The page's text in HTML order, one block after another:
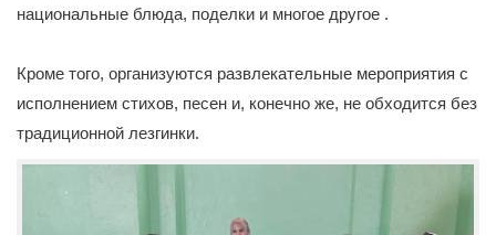
национальные блюда, поделки и многое другое .
Кроме того, организуются развлекательные мероприятия с
исполнением стихов, песен и, конечно же, не обходится без
традиционной лезгинки.